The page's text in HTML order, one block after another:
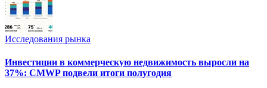
Исследования рынка
Инвестиции в коммерческую недвижимость выросли на
37%: CMWP подвели итоги полугодия